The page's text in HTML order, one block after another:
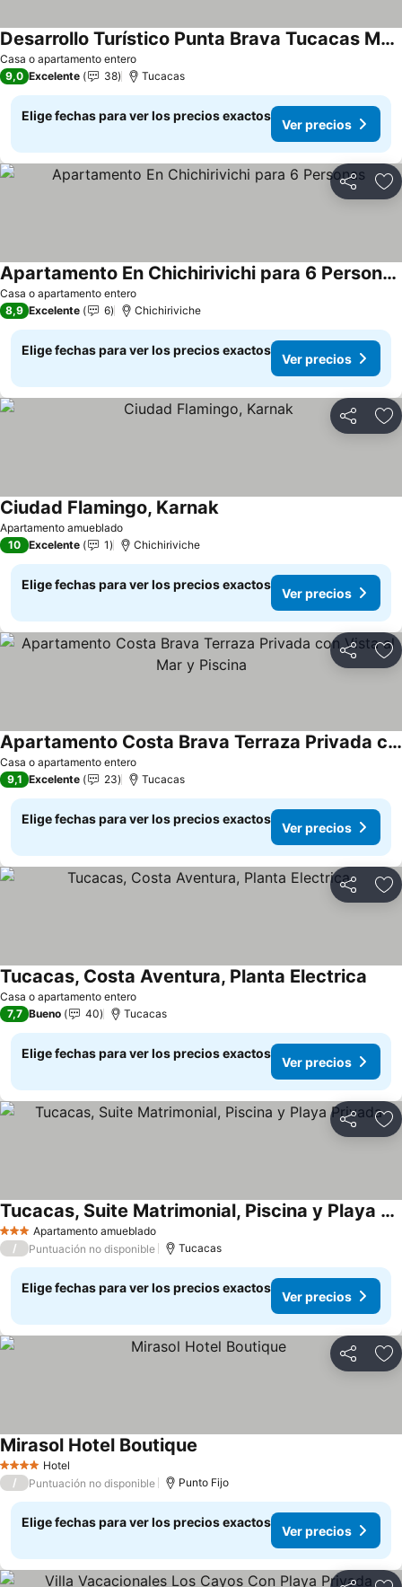
Casa o apartamento entero
Desarrollo Turístico Punta Brava Tucacas Morrocoy
Ver precios
9,0 Excelente 38 Tucacas
Elige fechas para ver los precios exactos
Ver precios
Compartir
Casa o apartamento entero
Apartamento En Chichirivichi para 6 Personas
Ver precios
8,9 Excelente 6 Chichiriviche
Elige fechas para ver los precios exactos
Ver precios
Compartir
Apartamento amueblado
Ciudad Flamingo, KarnakVer precios
10 Excelente 1 Chichiriviche
Elige fechas para ver los precios exactos
Ver precios
Compartir
Casa o apartamento entero
Apartamento Costa Brava Terraza Privada con Vista al Mar y Piscina
Ver precios
9,1 Excelente 23 Tucacas
Elige fechas para ver los precios exactos
Ver precios
Compartir
Casa o apartamento entero
Tucacas, Costa Aventura, Planta Electrica
7,7 Bueno 40 Tucacas
Elige fechas para ver los precios exactos
Ver precios
Compartir
3 EstrellasApartamento amueblado
Tucacas, Suite Matrimonial, Piscina y Playa Privada
Ver precios
/ Puntuación no disponible Tucacas
Elige fechas para ver los precios exactos
Ver precios
Compartir
4 EstrellasHotel
Mirasol Hotel Boutique
/ Puntuación no disponible Punto Fijo
Elige fechas para ver los precios exactos
Ver precios